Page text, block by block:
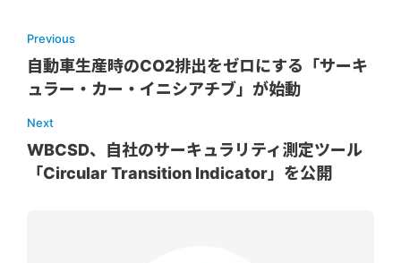
Previous
自動車生産時のCO2排出をゼロにする「サーキ
ュラー・カー・イニシアチブ」が始動
Next
WBCSD、自社のサーキュラリティ測定ツール
「Circular Transition Indicator」を公開